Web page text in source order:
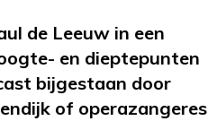
de Leeuw in een
en dieptepunten
bijgestaan door
of operazangeres